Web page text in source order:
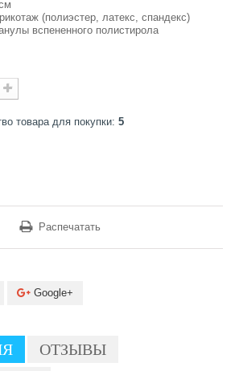
(полиэстер, латекс, спандекс)
вспененного полистирола
товара для покупки: 5
Распечатать
Google+
ОТЗЫВЫ